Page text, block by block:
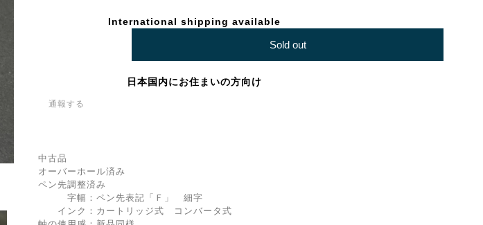
International shipping available
Sold out
日本国内にお住まいの方向け
通報する
中古品
オーバーホール済み
ペン先調整済み
字幅：ペン先表記「Ｆ」 細字
インク：カートリッジ式 コンバータ式